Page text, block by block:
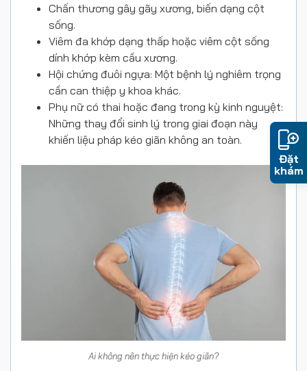
Chấn thương gây gãy xương, biến dạng cột
sống.
Viêm đa khớp dạng thấp hoặc viêm cột sống
dính khớp kèm cầu xương.
Hội chứng đuôi ngựa: Một bệnh lý nghiêm trọng
cần can thiệp y khoa khác.
Phụ nữ có thai hoặc đang trong kỳ kinh nguyệt:
Những thay đổi sinh lý trong giai đoạn này
khiến liệu pháp kéo giãn không an toàn.
Ai không nên thực hiện kéo giãn?
Đặt
khám